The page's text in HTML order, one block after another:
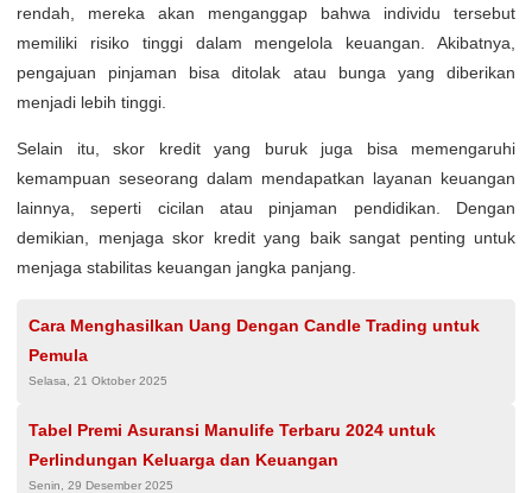
rendah, mereka akan menganggap bahwa individu tersebut
memiliki risiko tinggi dalam mengelola keuangan. Akibatnya,
pengajuan pinjaman bisa ditolak atau bunga yang diberikan
menjadi lebih tinggi.
Selain itu, skor kredit yang buruk juga bisa memengaruhi
kemampuan seseorang dalam mendapatkan layanan keuangan
lainnya, seperti cicilan atau pinjaman pendidikan. Dengan
demikian, menjaga skor kredit yang baik sangat penting untuk
menjaga stabilitas keuangan jangka panjang.
Cara Menghasilkan Uang Dengan Candle Trading untuk
Pemula
Selasa, 21 Oktober 2025
Tabel Premi Asuransi Manulife Terbaru 2024 untuk
Perlindungan Keluarga dan Keuangan
Senin, 29 Desember 2025